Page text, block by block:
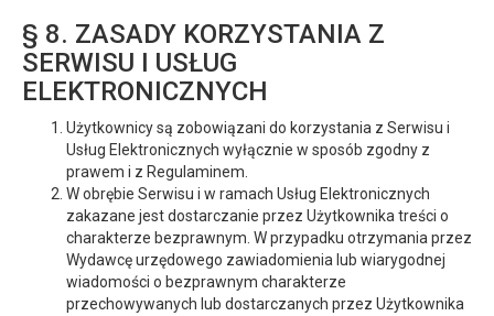
§ 8. ZASADY KORZYSTANIA Z
SERWISU I USŁUG
ELEKTRONICZNYCH
Użytkownicy są zobowiązani do korzystania z Serwisu i
Usług Elektronicznych wyłącznie w sposób zgodny z
prawem i z Regulaminem.
W obrębie Serwisu i w ramach Usług Elektronicznych
zakazane jest dostarczanie przez Użytkownika treści o
charakterze bezprawnym. W przypadku otrzymania przez
Wydawcę urzędowego zawiadomienia lub wiarygodnej
wiadomości o bezprawnym charakterze
przechowywanych lub dostarczanych przez Użytkownika